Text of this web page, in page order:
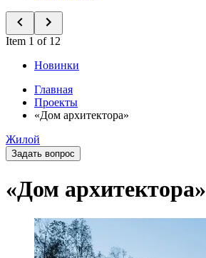
Item 1 of 12
Новинки
Главная
Проекты
«Дом архитектора»
Жилой
Задать вопрос
«Дом архитектора»